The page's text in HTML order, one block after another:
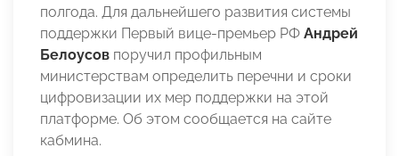
полгода. Для дальнейшего развития системы
поддержки Первый вице-премьер РФ Андрей
Белоусов поручил профильным
министерствам определить перечни и сроки
цифровизации их мер поддержки на этой
платформе. Об этом сообщается на сайте
кабмина.